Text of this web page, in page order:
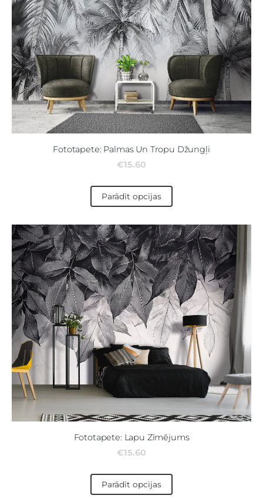
Fototapete: Palmas Un Tropu Džungļi
€15.60
Parādīt opcijas
Fototapete: Lapu Zīmējums
€15.60
Parādīt opcijas